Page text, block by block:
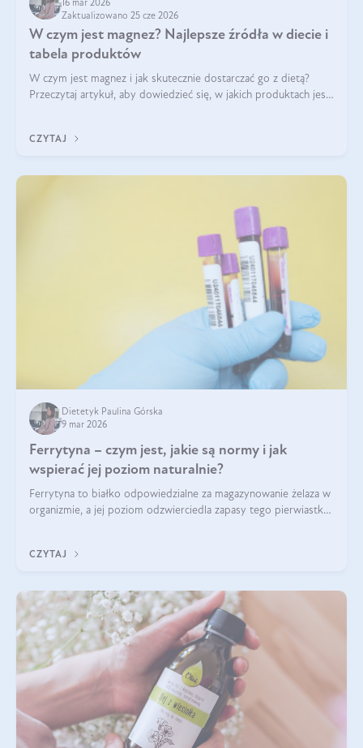
16 mar 2026
Zaktualizowano 25 cze 2026
W czym jest magnez? Najlepsze źródła w diecie i
tabela produktów
W czym jest magnez i jak skutecznie dostarczać go z dietą?
Przeczytaj artykuł, aby dowiedzieć się, w jakich produktach jest
CZYTAJ
Dietetyk Paulina Górska
9 mar 2026
Ferrytyna – czym jest, jakie są normy i jak
wspierać jej poziom naturalnie?
Ferrytyna to białko odpowiedzialne za magazynowanie żelaza w
organizmie, a jej poziom odzwierciedla zapasy tego pierwiastka.
funkcjonowanie (
CZYTAJ